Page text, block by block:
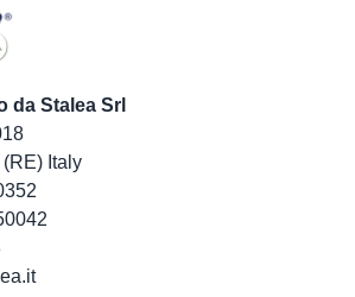
da Stalea Srl
Italy